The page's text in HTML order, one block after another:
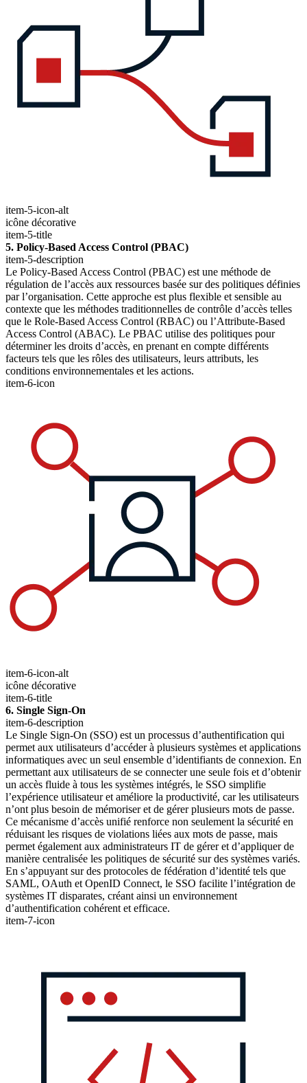
item-5-icon-alt
icône décorative
item-5-title
5. Policy-Based Access Control (PBAC)
item-5-description
Le Policy-Based Access Control (PBAC) est une méthode de
régulation de l’accès aux ressources basée sur des politiques définies
par l’organisation. Cette approche est plus flexible et sensible au
contexte que les méthodes traditionnelles de contrôle d’accès telles
que le Role-Based Access Control (RBAC) ou l’Attribute-Based
Access Control (ABAC). Le PBAC utilise des politiques pour
déterminer les droits d’accès, en prenant en compte différents
facteurs tels que les rôles des utilisateurs, leurs attributs, les
conditions environnementales et les actions.
item-6-icon
item-6-icon-alt
icône décorative
item-6-title
6. Single Sign-On
item-6-description
Le Single Sign-On (SSO) est un processus d’authentification qui
permet aux utilisateurs d’accéder à plusieurs systèmes et applications
informatiques avec un seul ensemble d’identifiants de connexion. En
permettant aux utilisateurs de se connecter une seule fois et d’obtenir
un accès fluide à tous les systèmes intégrés, le SSO simplifie
l’expérience utilisateur et améliore la productivité, car les utilisateurs
n’ont plus besoin de mémoriser et de gérer plusieurs mots de passe.
Ce mécanisme d’accès unifié renforce non seulement la sécurité en
réduisant les risques de violations liées aux mots de passe, mais
permet également aux administrateurs IT de gérer et d’appliquer de
manière centralisée les politiques de sécurité sur des systèmes variés.
En s’appuyant sur des protocoles de fédération d’identité tels que
SAML, OAuth et OpenID Connect, le SSO facilite l’intégration de
systèmes IT disparates, créant ainsi un environnement
d’authentification cohérent et efficace.
item-7-icon